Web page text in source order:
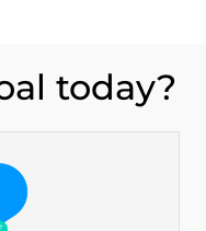
today?